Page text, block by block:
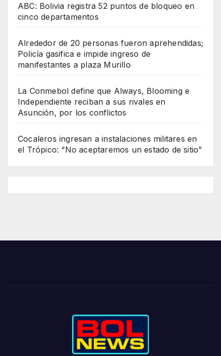
ABC: Bolivia registra 52 puntos de bloqueo en
cinco departamentos
Alrededor de 20 personas fueron aprehendidas;
Policía gasifica e impide ingreso de
manifestantes a plaza Murillo
La Conmebol define que Always, Blooming e
Independiente reciban a sus rivales en
Asunción, por los conflictos
Cocaleros ingresan a instalaciones militares en
el Trópico: “No aceptaremos un estado de sitio”